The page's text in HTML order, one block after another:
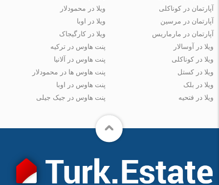
آپارتمان در کوناکلی
آپارتمان در مرسین
آپارتمان در مارماریس
ویلا در محمودلار
ویلا در اوبا
ویلا در کارگیجاک
ویلا در آوسالار
ویلا در کوناکلی
ویلا در کستل
ویلا در بلک
ویلا در فتحیه
پنت هاوس در ترکیه
پنت هاوس در آلانیا
پنت هاوس ها در محمودلار
پنت هاوس در اوبا
پنت هاوس در جیک جیلی